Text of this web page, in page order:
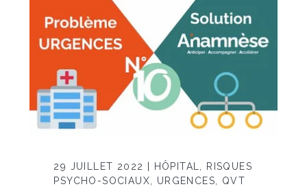
29 JUILLET 2022 | HÔPITAL, RISQUES
PSYCHO-SOCIAUX, URGENCES, QVT